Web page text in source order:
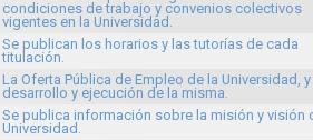
condiciones de trabajo y convenios colectivos
vigentes en la Universidad.
Se publican los horarios y las tutorías de cada
titulación.
La Oferta Pública de Empleo de la Universidad, y
desarrollo y ejecución de la misma.
Se publica información sobre la misión y visión
Universidad.